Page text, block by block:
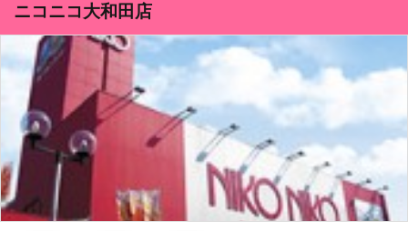
ニコニコ大和田店